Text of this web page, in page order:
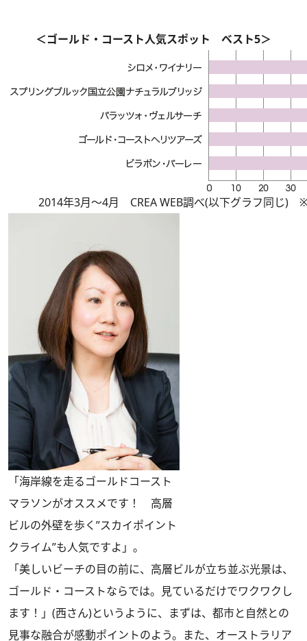
＜ゴールド・コースト人気スポット ベスト5＞
2014年3月～4月 CREA WEB調べ(以下グラフ同じ)
「海岸線を走るゴールドコースト
マラソンがオススメです！ 高層
ビルの外壁を歩く”スカイポイント
クライム”も人気ですよ」。
「美しいビーチの目の前に、高層ビルが立ち並ぶ光景は、
ゴールド・コーストならでは。見ているだけでワクワクし
ます！」(西さん)というように、まずは、都市と自然との
見事な融合が感動ポイントのよう。また、オーストラリア